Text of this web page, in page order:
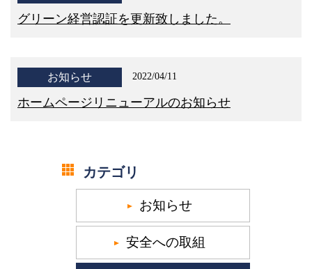
グリーン経営認証を更新致しました。
お知らせ 2022/04/11
ホームページリニューアルのお知らせ
カテゴリ
お知らせ
安全への取組